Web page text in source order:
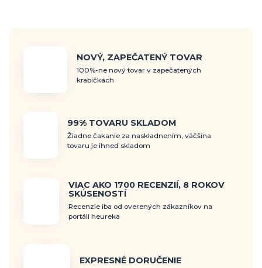
NOVÝ, ZAPEČATENÝ TOVAR
100%-ne nový tovar v zapečatených
krabičkách
99% TOVARU SKLADOM
Žiadne čakanie za naskladnením, väčšina
tovaru je ihneď skladom
VIAC AKO 1700 RECENZIÍ, 8 ROKOV
SKÚSENOSTÍ
Recenzie iba od overených zákazníkov na
portáli heureka
EXPRESNÉ DORUČENIE